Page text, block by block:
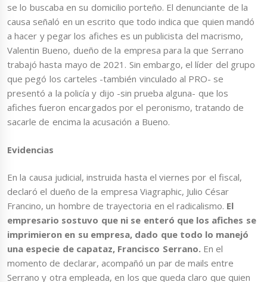
se lo buscaba en su domicilio porteño. El denunciante de la
causa señaló en un escrito que todo indica que quien mandó
a hacer y pegar los afiches es un publicista del macrismo,
Valentin Bueno, dueño de la empresa para la que Serrano
trabajó hasta mayo de 2021. Sin embargo, el líder del grupo
que pegó los carteles -también vinculado al PRO- se
presentó a la policía y dijo -sin prueba alguna- que los
afiches fueron encargados por el peronismo, tratando de
sacarle de encima la acusación a Bueno.
Evidencias
En la causa judicial, instruida hasta el viernes por el fiscal,
declaró el dueño de la empresa Viagraphic, Julio César
Francino, un hombre de trayectoria en el radicalismo. El
empresario sostuvo que ni se enteró que los afiches se
imprimieron en su empresa, dado que todo lo manejó
una especie de capataz, Francisco Serrano. En el
momento de declarar, acompañó un par de mails entre
Serrano y otra empleada, en los que queda claro que quien